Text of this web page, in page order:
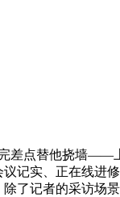
差点替他挠墙——
记实、正在线进
记者的采访场